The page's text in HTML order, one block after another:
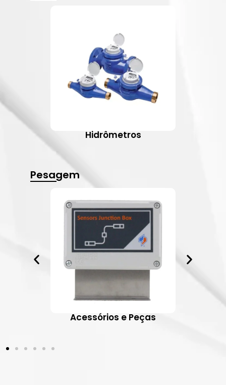
Hidrômetros
Pesagem
Acessórios e Peças